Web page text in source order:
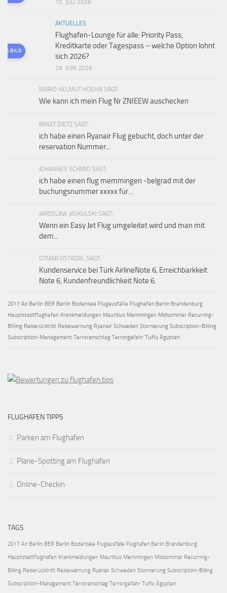
15. JULI 2026
BILD
AKTUELLES
Flughafen-Lounge für alle: Priority Pass,
Kreditkarte oder Tagespass – welche Option lohnt
sich 2026?
28. JUNI 2026
MARIO HELMUT HOEHN SAGT:
Wie kann ich mein Flug Nr ZNIEEW auschecken
BIRGIT DIETZ SAGT:
ich habe einen Ryanair Flug gebucht, doch unter der
reservation Nummer...
JOHANNES SCHMID SAGT:
ich habe einen flug memmingen -belgrad mit der
buchungsnummer xxxxx für...
JAROSLAW JASKULSKI SAGT:
Wenn ein Easy Jet Flug umgeleitet wird und man mit
dem...
OTMAR OSTADAL SAGT:
Kundenservice bei Türk AirlineNote 6, Erreichbarkkeit
Note 6, Kundenfreundlichkeit Note 6.
2017 Air Berlin BER Berlin Bodensee Flugausfälle Flughafen Berlin Brandenburg
Hauptstadtflughafen Krankmeldungen Mauritius Memmingen Midsommar Recurring-
Billing Reiserücktritt Reisewarnung Ryanair Schweden Stornierung Subscription-Billing
Subscription-Management Terroranschlag Terrorgefahr Tuifly Ägypten
FLUGHAFEN TIPPS
Parken am Flughafen
Plane-Spotting am Flughafen
Online-Checkin
TAGS
2017 Air Berlin BER Berlin Bodensee Flugausfälle Flughafen Berlin Brandenburg
Hauptstadtflughafen Krankmeldungen Mauritius Memmingen Midsommar Recurring-
Billing Reiserücktritt Reisewarnung Ryanair Schweden Stornierung Subscription-Billing
Subscription-Management Terroranschlag Terrorgefahr Tuifly Ägypten